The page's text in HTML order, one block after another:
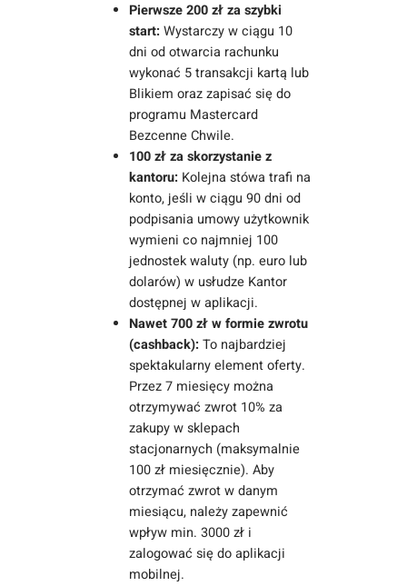
Pierwsze 200 zł za szybki
start: Wystarczy w ciągu 10
dni od otwarcia rachunku
wykonać 5 transakcji kartą lub
Blikiem oraz zapisać się do
programu Mastercard
Bezcenne Chwile.
100 zł za skorzystanie z
kantoru: Kolejna stówa trafi na
konto, jeśli w ciągu 90 dni od
podpisania umowy użytkownik
wymieni co najmniej 100
jednostek waluty (np. euro lub
dolarów) w usłudze Kantor
dostępnej w aplikacji.
Nawet 700 zł w formie zwrotu
(cashback): To najbardziej
spektakularny element oferty.
Przez 7 miesięcy można
otrzymywać zwrot 10% za
zakupy w sklepach
stacjonarnych (maksymalnie
100 zł miesięcznie). Aby
otrzymać zwrot w danym
miesiącu, należy zapewnić
wpływ min. 3000 zł i
zalogować się do aplikacji
mobilnej.